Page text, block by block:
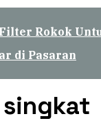
Filter Rokok
di Pasaran
singkat